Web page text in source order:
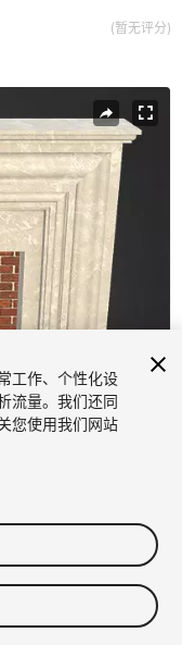
(暂无评分)
工作、个性化设
流量。我们还同
您使用我们网站